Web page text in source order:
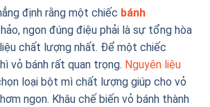
định rằng một chiếc bánh
hảo, ngon đúng điệu phải là sự tổng hòa
chất lượng nhất. Để một chiếc
vỏ bánh rất quan trọng. Nguyên liệu
loại bột mì chất lượng giúp cho vỏ
ngon. Khâu chế biến vỏ bánh thành